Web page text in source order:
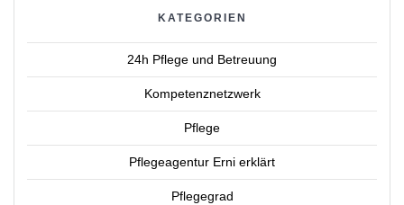
KATEGORIEN
24h Pflege und Betreuung
Kompetenznetzwerk
Pflege
Pflegeagentur Erni erklärt
Pflegegrad